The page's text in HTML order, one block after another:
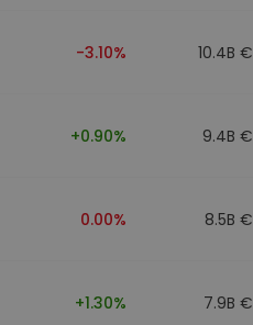
-3.10% 10.4B €
+0.90% 9.4B €
0.00% 8.5B €
+1.30% 7.9B €